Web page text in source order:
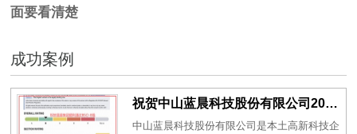
面要看清楚
成功案例
祝贺中山蓝晨科技股份有限公司2026年一次性成功通过BSCI验厂-B级
中山蓝晨科技股份有限公司是本土高新科技企